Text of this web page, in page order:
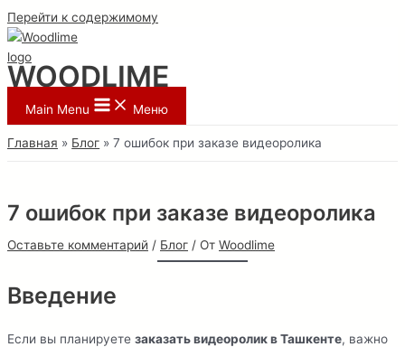
Перейти к содержимому
WOODLIME
Main Menu Меню
Главная Блог 7 ошибок при заказе видеоролика
7 ошибок при заказе видеоролика
Оставьте комментарий / Блог / От Woodlime
Введение
Если вы планируете заказать видеоролик в Ташкенте, важно